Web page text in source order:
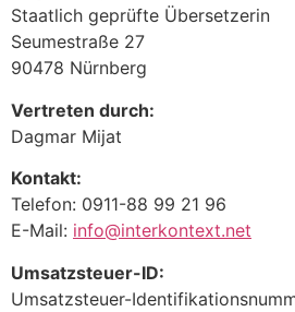
Staatlich geprüfte Übersetzerin
Seumestraße 27
90478 Nürnberg
Vertreten durch:
Dagmar Mijat
Kontakt:
Telefon: 0911-88 99 21 96
E-Mail: info@interkontext.net
Umsatzsteuer-ID:
Umsatzsteuer-